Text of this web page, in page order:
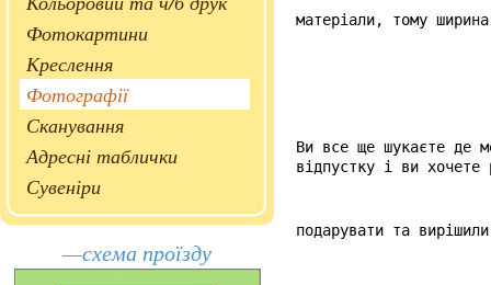
матеріали, тому
Ви все ще шукаєте де
відпустку і ви
подарувати та
Фотокартини
Креслення
Фотографії
Сканування
Адресні таблички
Сувеніри
—схема проїзду